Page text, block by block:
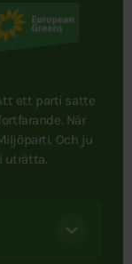
ett parti satte
När
Och ju
uträtta.